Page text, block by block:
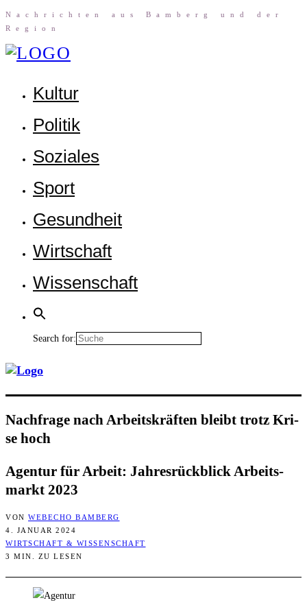
Nach­rich­ten aus Bam­berg und der
Region
Kul­tur
Poli­tik
Sozia­les
Sport
Gesund­heit
Wirt­schaft
Wis­sen­schaft
Search for:
Nach­fra­ge nach Arbeits­kräf­ten bleibt trotz Kri­
se hoch
Agen­tur für Arbeit: Jah­res­rück­blick Arbeits­
markt 2023
VON WEBECHO BAMBERG
4. JANUAR 2024
WIRTSCHAFT & WISSENSCHAFT
3 MIN. ZU LESEN